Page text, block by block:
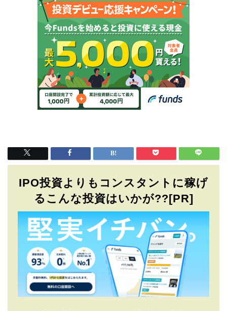
IPO投資よりもコンスタントに稼げ
るこんな投資はいかが??[PR]